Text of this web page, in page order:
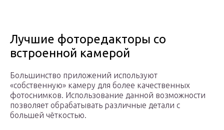
Лучшие фоторедакторы со
встроенной камерой
Большинство приложений используют
«собственную» камеру для более качественных
фотоснимков. Использование данной возможности
позволяет обрабатывать различные детали с
большей чёткостью.